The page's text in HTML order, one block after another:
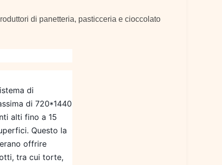
di panetteria, pasticceria e cioccolato
di
di 720*1440
alti fino a 15
Questo la
offrire
tra cui torte,